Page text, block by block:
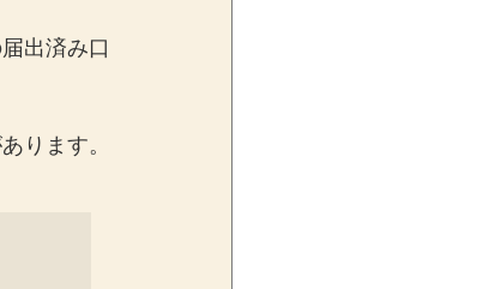
出済み口
ります。